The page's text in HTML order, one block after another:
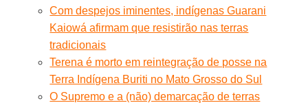
Com despejos iminentes, indígenas Guarani
Kaiowá afirmam que resistirão nas terras
tradicionais
Terena é morto em reintegração de posse na
Terra Indígena Buriti no Mato Grosso do Sul
O Supremo e a (não) demarcação de terras